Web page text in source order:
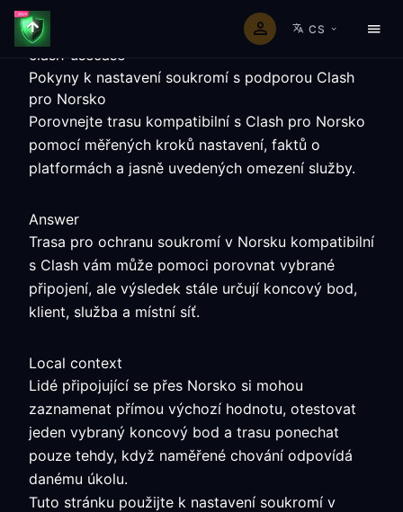
CS
clash-usecase
Pokyny k nastavení soukromí s podporou Clash
pro Norsko
Porovnejte trasu kompatibilní s Clash pro Norsko
pomocí měřených kroků nastavení, faktů o
platformách a jasně uvedených omezení služby.
Answer
Trasa pro ochranu soukromí v Norsku kompatibilní
s Clash vám může pomoci porovnat vybrané
připojení, ale výsledek stále určují koncový bod,
klient, služba a místní síť.
Local context
Lidé připojující se přes Norsko si mohou
zaznamenat přímou výchozí hodnotu, otestovat
jeden vybraný koncový bod a trasu ponechat
pouze tehdy, když naměřené chování odpovídá
danému úkolu.
Tuto stránku použijte k nastavení soukromí v